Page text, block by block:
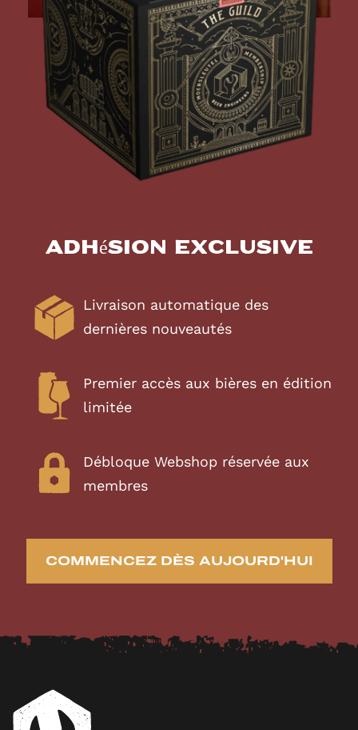
Adhésion exclusive
Livraison automatique des
dernières nouveautés
Premier accès aux bières en édition
limitée
Débloque Webshop réservée aux
membres
COMMENCEZ DÈS AUJOURD'HUI